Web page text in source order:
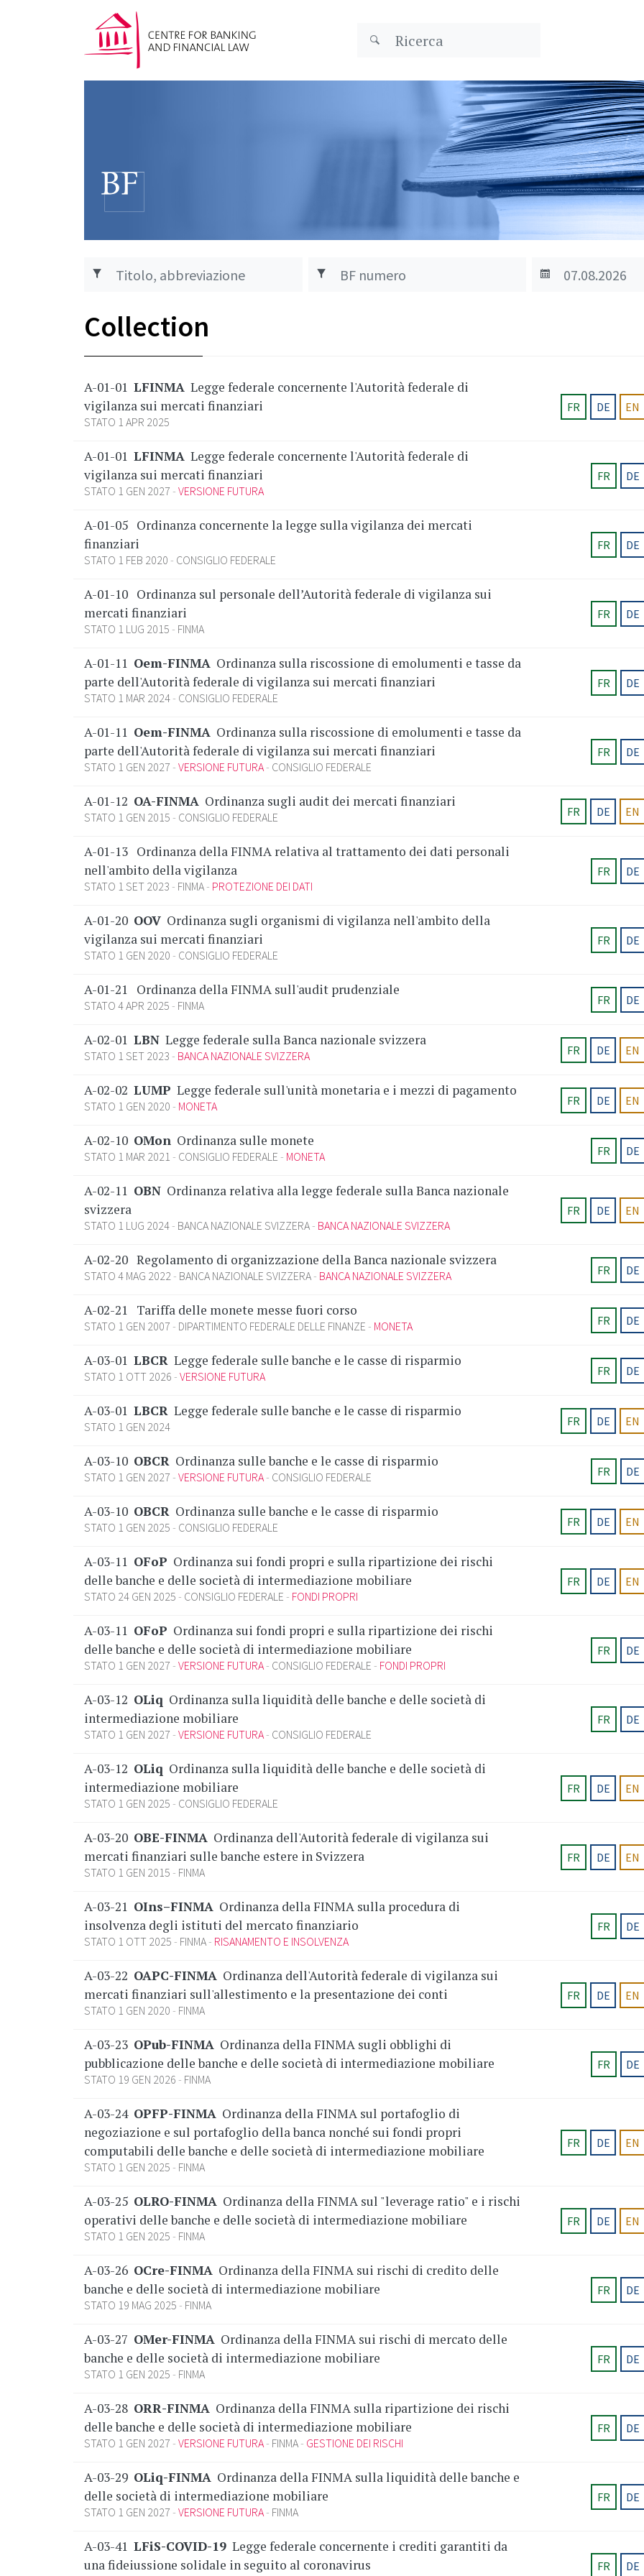
Collection
A-01-01 LFINMA Legge federale concernente l'Autorità federale di
vigilanza sui mercati finanziari
STATO 1 APR 2025
FR DE EN
A-01-01 LFINMA Legge federale concernente l'Autorità federale di
vigilanza sui mercati finanziari
STATO 1 GEN 2027 VERSIONE FUTURA
FR DE
A-01-05 Ordinanza concernente la legge sulla vigilanza dei mercati
finanziari
STATO 1 FEB 2020 CONSIGLIO FEDERALE
FR DE
A-01-10 Ordinanza sul personale dell’Autorità federale di vigilanza sui
mercati finanziari
STATO 1 LUG 2015 FINMA
FR DE
A-01-11 Oem-FINMA Ordinanza sulla riscossione di emolumenti e tasse da
parte dell'Autorità federale di vigilanza sui mercati finanziari
STATO 1 MAR 2024 CONSIGLIO FEDERALE
FR DE
A-01-11 Oem-FINMA Ordinanza sulla riscossione di emolumenti e tasse da
parte dell'Autorità federale di vigilanza sui mercati finanziari
STATO 1 GEN 2027 VERSIONE FUTURA CONSIGLIO FEDERALE
FR DE
A-01-12 OA-FINMA Ordinanza sugli audit dei mercati finanziari
STATO 1 GEN 2015 CONSIGLIO FEDERALE FR DE EN
A-01-13 Ordinanza della FINMA relativa al trattamento dei dati personali
nell'ambito della vigilanza
STATO 1 SET 2023 FINMA PROTEZIONE DEI DATI
FR DE
A-01-20 OOV Ordinanza sugli organismi di vigilanza nell'ambito della
vigilanza sui mercati finanziari
STATO 1 GEN 2020 CONSIGLIO FEDERALE
FR DE
A-01-21 Ordinanza della FINMA sull'audit prudenziale
STATO 4 APR 2025 FINMA FR DE
A-02-01 LBN Legge federale sulla Banca nazionale svizzera
STATO 1 SET 2023 BANCA NAZIONALE SVIZZERA FR DE EN
A-02-02 LUMP Legge federale sull'unità monetaria e i mezzi di pagamento
STATO 1 GEN 2020 MONETA FR DE EN
A-02-10 OMon Ordinanza sulle monete
STATO 1 MAR 2021 CONSIGLIO FEDERALE MONETA FR DE
A-02-11 OBN Ordinanza relativa alla legge federale sulla Banca nazionale
svizzera
STATO 1 LUG 2024 BANCA NAZIONALE SVIZZERA BANCA NAZIONALE SVIZZERA
FR DE EN
A-02-20 Regolamento di organizzazione della Banca nazionale svizzera
STATO 4 MAG 2022 BANCA NAZIONALE SVIZZERA BANCA NAZIONALE SVIZZERA FR DE
A-02-21 Tariffa delle monete messe fuori corso
STATO 1 GEN 2007 DIPARTIMENTO FEDERALE DELLE FINANZE MONETA FR DE
A-03-01 LBCR Legge federale sulle banche e le casse di risparmio
STATO 1 OTT 2026 VERSIONE FUTURA FR DE
A-03-01 LBCR Legge federale sulle banche e le casse di risparmio
STATO 1 GEN 2024 FR DE EN
A-03-10 OBCR Ordinanza sulle banche e le casse di risparmio
STATO 1 GEN 2027 VERSIONE FUTURA CONSIGLIO FEDERALE FR DE
A-03-10 OBCR Ordinanza sulle banche e le casse di risparmio
STATO 1 GEN 2025 CONSIGLIO FEDERALE FR DE EN
A-03-11 OFoP Ordinanza sui fondi propri e sulla ripartizione dei rischi
delle banche e delle società di intermediazione mobiliare
STATO 24 GEN 2025 CONSIGLIO FEDERALE FONDI PROPRI
FR DE EN
A-03-11 OFoP Ordinanza sui fondi propri e sulla ripartizione dei rischi
delle banche e delle società di intermediazione mobiliare
STATO 1 GEN 2027 VERSIONE FUTURA CONSIGLIO FEDERALE FONDI PROPRI
FR DE
A-03-12 OLiq Ordinanza sulla liquidità delle banche e delle società di
intermediazione mobiliare
STATO 1 GEN 2027 VERSIONE FUTURA CONSIGLIO FEDERALE
FR DE
A-03-12 OLiq Ordinanza sulla liquidità delle banche e delle società di
intermediazione mobiliare
STATO 1 GEN 2025 CONSIGLIO FEDERALE
FR DE EN
A-03-20 OBE-FINMA Ordinanza dell'Autorità federale di vigilanza sui
mercati finanziari sulle banche estere in Svizzera
STATO 1 GEN 2015 FINMA
FR DE EN
A-03-21 OIns–FINMA Ordinanza della FINMA sulla procedura di
insolvenza degli istituti del mercato finanziario
STATO 1 OTT 2025 FINMA RISANAMENTO E INSOLVENZA
FR DE
A-03-22 OAPC-FINMA Ordinanza dell'Autorità federale di vigilanza sui
mercati finanziari sull'allestimento e la presentazione dei conti
STATO 1 GEN 2020 FINMA
FR DE EN
A-03-23 OPub-FINMA Ordinanza della FINMA sugli obblighi di
pubblicazione delle banche e delle società di intermediazione mobiliare
STATO 19 GEN 2026 FINMA
FR DE
A-03-24 OPFP-FINMA Ordinanza della FINMA sul portafoglio di
negoziazione e sul portafoglio della banca nonché sui fondi propri
computabili delle banche e delle società di intermediazione mobiliare
STATO 1 GEN 2025 FINMA
FR DE EN
A-03-25 OLRO-FINMA Ordinanza della FINMA sul "leverage ratio" e i rischi
operativi delle banche e delle società di intermediazione mobiliare
STATO 1 GEN 2025 FINMA
FR DE EN
A-03-26 OCre-FINMA Ordinanza della FINMA sui rischi di credito delle
banche e delle società di intermediazione mobiliare
STATO 19 MAG 2025 FINMA
FR DE
A-03-27 OMer-FINMA Ordinanza della FINMA sui rischi di mercato delle
banche e delle società di intermediazione mobiliare
STATO 1 GEN 2025 FINMA
FR DE
A-03-28 ORR-FINMA Ordinanza della FINMA sulla ripartizione dei rischi
delle banche e delle società di intermediazione mobiliare
STATO 1 GEN 2027 VERSIONE FUTURA FINMA GESTIONE DEI RISCHI
FR DE
A-03-29 OLiq-FINMA Ordinanza della FINMA sulla liquidità delle banche e
delle società di intermediazione mobiliare
STATO 1 GEN 2027 VERSIONE FUTURA FINMA
FR DE
A-03-41 LFiS-COVID-19 Legge federale concernente i crediti garantiti da
una fideiussione solidale in seguito al coronavirus
FR DE